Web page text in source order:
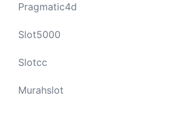
Pragmatic4d
Slot5000
Slotcc
Murahslot